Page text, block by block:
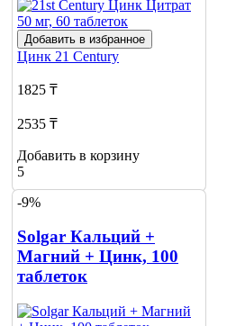
Добавить в избранное
Цинк 21 Century
1825 ₸
2535 ₸
Добавить в корзину
5
-9%
Solgar Кальций +
Магний + Цинк, 100
таблеток